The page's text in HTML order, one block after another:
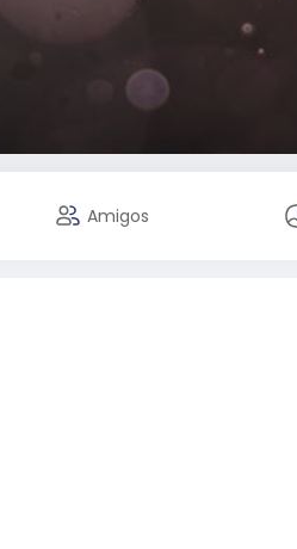
Amigos